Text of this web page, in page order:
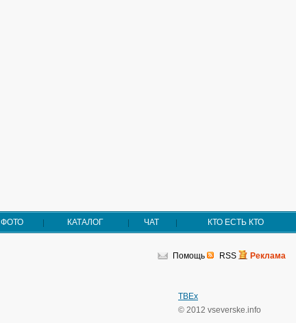
ФОТО КАТАЛОГ ЧАТ КТО ЕСТЬ КТО
Помощь RSS Реклама
TBEx
© 2012 vseverske.info